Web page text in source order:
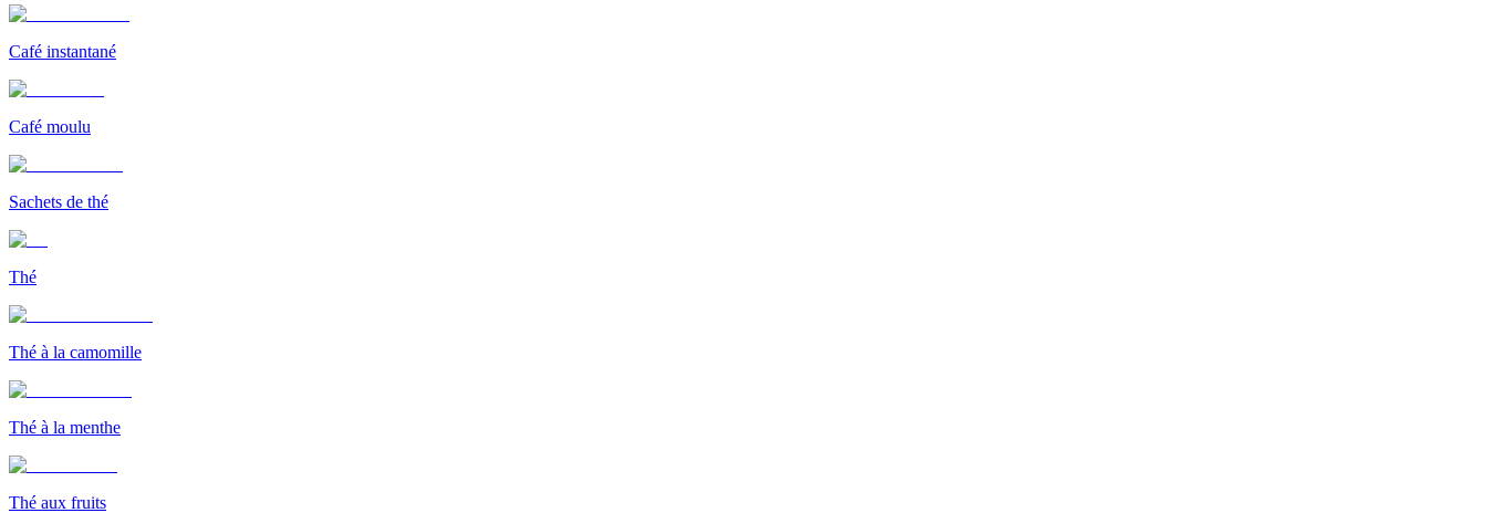
Café instantané
Café moulu
Sachets de thé
Thé
Thé à la camomille
Thé à la menthe
Thé aux fruits